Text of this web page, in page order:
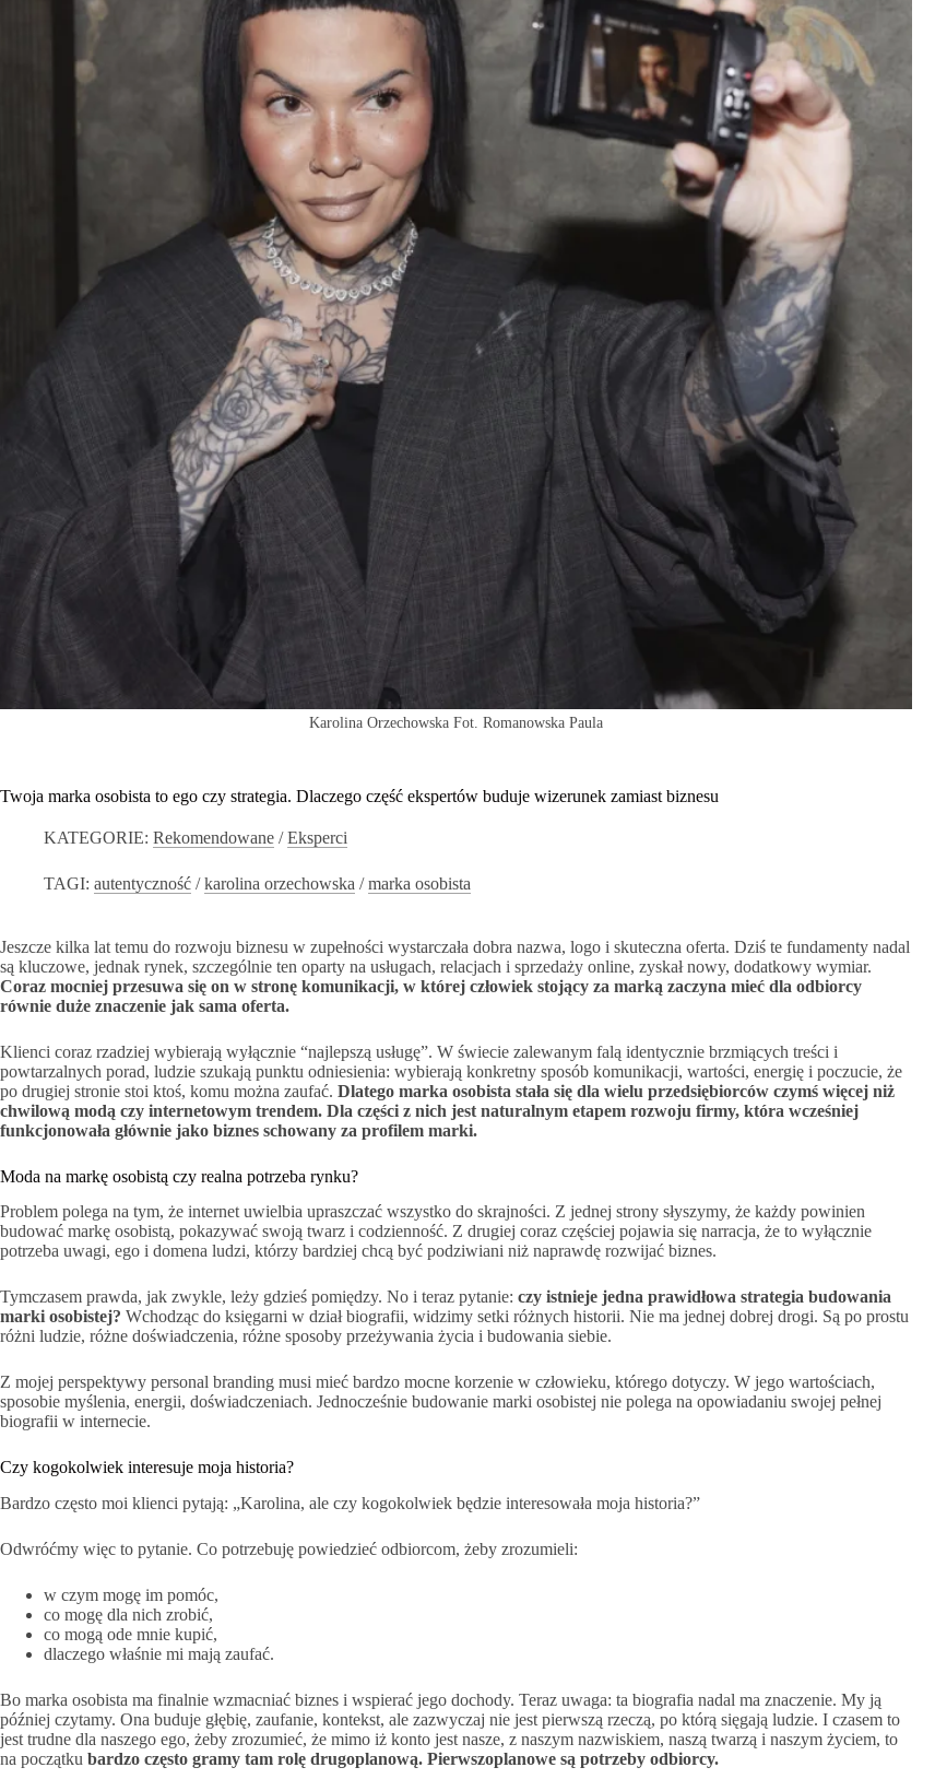
Karolina Orzechowska Fot. Romanowska Paula
Twoja marka osobista to ego czy strategia. Dlaczego część ekspertów buduje wizerunek zamiast biznesu
KATEGORIE: Rekomendowane /Eksperci
TAGI: autentyczność /karolina orzechowska /marka osobista
Jeszcze kilka lat temu do rozwoju biznesu w zupełności wystarczała dobra nazwa, logo i skuteczna oferta. Dziś te fundamenty nadal
są kluczowe, jednak rynek, szczególnie ten oparty na usługach, relacjach i sprzedaży online, zyskał nowy, dodatkowy wymiar.
Coraz mocniej przesuwa się on w stronę komunikacji, w której człowiek stojący za marką zaczyna mieć dla odbiorcy
równie duże znaczenie jak sama oferta.
Klienci coraz rzadziej wybierają wyłącznie “najlepszą usługę”. W świecie zalewanym falą identycznie brzmiących treści i
powtarzalnych porad, ludzie szukają punktu odniesienia: wybierają konkretny sposób komunikacji, wartości, energię i poczucie, że
po drugiej stronie stoi ktoś, komu można zaufać. Dlatego marka osobista stała się dla wielu przedsiębiorców czymś więcej niż
chwilową modą czy internetowym trendem. Dla części z nich jest naturalnym etapem rozwoju firmy, która wcześniej
funkcjonowała głównie jako biznes schowany za profilem marki.
Moda na markę osobistą czy realna potrzeba rynku?
Problem polega na tym, że internet uwielbia upraszczać wszystko do skrajności. Z jednej strony słyszymy, że każdy powinien
budować markę osobistą, pokazywać swoją twarz i codzienność. Z drugiej coraz częściej pojawia się narracja, że to wyłącznie
potrzeba uwagi, ego i domena ludzi, którzy bardziej chcą być podziwiani niż naprawdę rozwijać biznes.
Tymczasem prawda, jak zwykle, leży gdzieś pomiędzy. No i teraz pytanie: czy istnieje jedna prawidłowa strategia budowania
marki osobistej? Wchodząc do księgarni w dział biografii, widzimy setki różnych historii. Nie ma jednej dobrej drogi. Są po prostu
różni ludzie, różne doświadczenia, różne sposoby przeżywania życia i budowania siebie.
Z mojej perspektywy personal branding musi mieć bardzo mocne korzenie w człowieku, którego dotyczy. W jego wartościach,
sposobie myślenia, energii, doświadczeniach. Jednocześnie budowanie marki osobistej nie polega na opowiadaniu swojej pełnej
biografii w internecie.
Czy kogokolwiek interesuje moja historia?
Bardzo często moi klienci pytają: „Karolina, ale czy kogokolwiek będzie interesowała moja historia?”
Odwróćmy więc to pytanie. Co potrzebuję powiedzieć odbiorcom, żeby zrozumieli:
w czym mogę im pomóc,
co mogę dla nich zrobić,
co mogą ode mnie kupić,
dlaczego właśnie mi mają zaufać.
Bo marka osobista ma finalnie wzmacniać biznes i wspierać jego dochody. Teraz uwaga: ta biografia nadal ma znaczenie. My ją
później czytamy. Ona buduje głębię, zaufanie, kontekst, ale zazwyczaj nie jest pierwszą rzeczą, po którą sięgają ludzie. I czasem to
jest trudne dla naszego ego, żeby zrozumieć, że mimo iż konto jest nasze, z naszym nazwiskiem, naszą twarzą i naszym życiem, to
na początku bardzo często gramy tam rolę drugoplanową. Pierwszoplanowe są potrzeby odbiorcy.